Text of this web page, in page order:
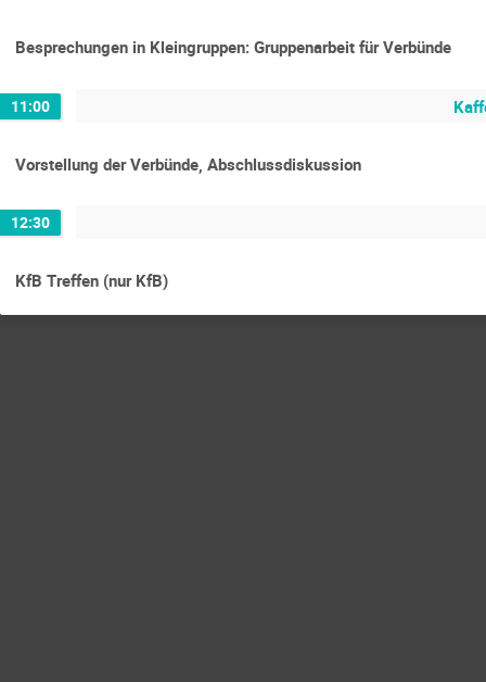
Besprechungen in Kleingruppen: Gruppenarbeit für Verbünde
11:00
Vorstellung der Verbünde, Abschlussdiskussion
12:30
KfB Treffen (nur KfB)